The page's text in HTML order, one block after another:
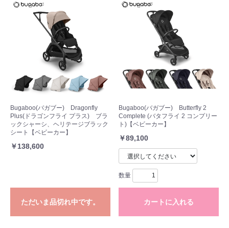
Bugaboo(バガブー) Dragonfly
Plus(ドラゴンフライ プラス) ブラ
ックシャーシ、ヘリテージブラック
シート【ベビーカー】
￥138,600
ただいま品切れ中です。
Bugaboo(バガブー) Butterfly 2
Complete (バタフライ 2 コンプリー
ト)【ベビーカー】
￥89,100
数量
カートに入れる